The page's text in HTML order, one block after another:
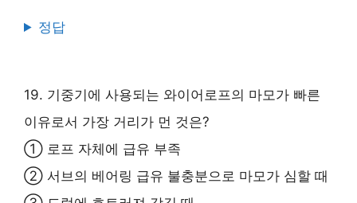
정답
19. 기중기에 사용되는 와이어로프의 마모가 빠른
이유로서 가장 거리가 먼 것은?
① 로프 자체에 급유 부족
② 서브의 베어링 급유 불충분으로 마모가 심할 때